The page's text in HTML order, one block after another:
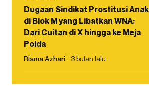
Dugaan Sindikat Prostitusi Anak
di Blok M yang Libatkan WNA:
Dari Cuitan di X hingga ke Meja
Polda
Risma Azhari 3 bulan lalu